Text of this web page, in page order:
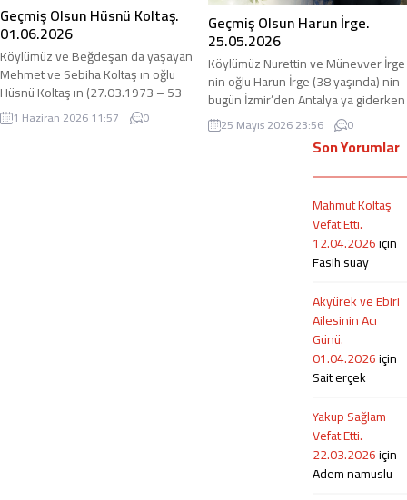
Geçmiş Olsun Hüsnü Koltaş.
01.06.2026
Köylümüz ve Beğdeşan da yaşayan
Mehmet ve Sebiha Koltaş ın oğlu
Hüsnü Koltaş ın (27.03.1973 – 53
yaşında) dün gece İstanbul da
evinde Beyin Kanaması geçirdiğini
1 Haziran 2026 11:57 0
Geçmiş Olsun Harun İrge.
25.05.2026
Köylümüz Nurettin ve Münevver İrge
nin oğlu Harun İrge (38 yaşında) nin
bugün İzmir’den Antalya ya giderken
eşi ve çocukları ile beraber
Denizli’de trafik kazası geçirdiğini
öğrendik. Kendisinin ve eşinin bel
kısmında kırık olduğu ve ameliyat
ve kendisinin genel durumu iyi diye
duyduk. Ailenin hepsinin Denizli’de...
25 Mayıs 2026 23:56 0
Son Yorumlar
Mahmut Koltaş
Vefat Etti.
12.04.2026için
Fasih suay
Akyürek ve Ebiri
Ailesinin Acı
Günü.
01.04.2026için
Sait erçek
Yakup Sağlam
Vefat Etti.
22.03.2026için
Adem namuslu